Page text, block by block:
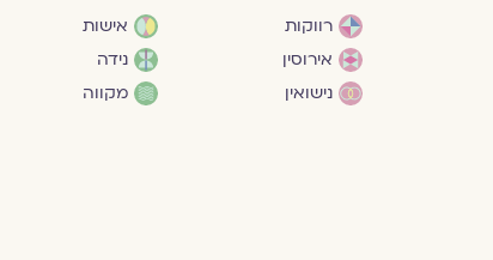
רווקות
אירוסין
נישואין
אישות
נידה
מקווה